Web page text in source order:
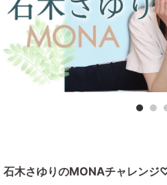
石木さゆりのMONAチャレン